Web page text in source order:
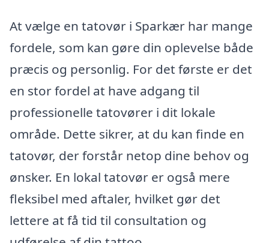
At vælge en tatovør i Sparkær har mange
fordele, som kan gøre din oplevelse både
præcis og personlig. For det første er det
en stor fordel at have adgang til
professionelle tatovører i dit lokale
område. Dette sikrer, at du kan finde en
tatovør, der forstår netop dine behov og
ønsker. En lokal tatovør er også mere
fleksibel med aftaler, hvilket gør det
lettere at få tid til consultation og